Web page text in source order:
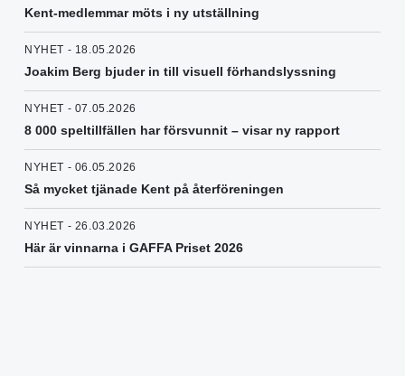
Kent-medlemmar möts i ny utställning
NYHET - 18.05.2026
Joakim Berg bjuder in till visuell förhandslyssning
NYHET - 07.05.2026
8 000 speltillfällen har försvunnit – visar ny rapport
NYHET - 06.05.2026
Så mycket tjänade Kent på återföreningen
NYHET - 26.03.2026
Här är vinnarna i GAFFA Priset 2026